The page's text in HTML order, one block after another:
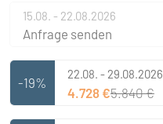
15.08. - 22.08.2026
Anfrage senden
-19%
22.08. - 29.08.2026
4.728 €5.840 €